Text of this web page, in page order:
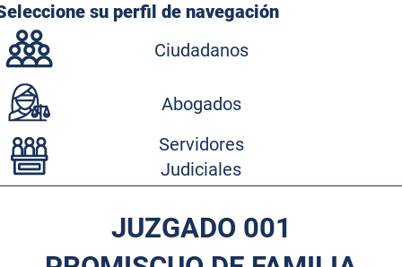
su perfil de navegación
Ciudadanos
Abogados
Servidores
Judiciales
JUZGADO 001